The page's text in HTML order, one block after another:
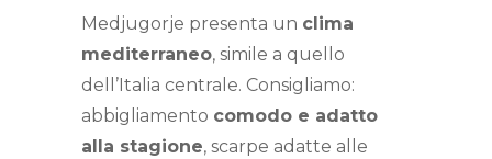
Medjugorje presenta un clima
mediterraneo, simile a quello
dell’Italia centrale. Consigliamo:
abbigliamento comodo e adatto
alla stagione, scarpe adatte alle